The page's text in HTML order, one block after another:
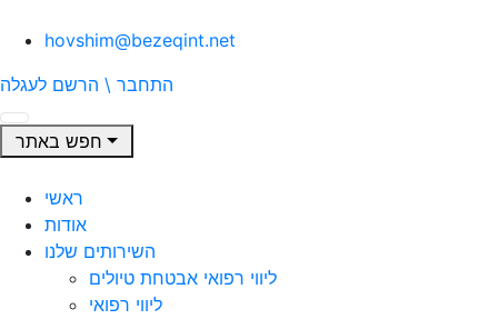
hovshim@bezeqint.net
התחבר \ הרשם לעגלה
חפש באתר
ראשי
אודות
השירותים שלנו
ליווי רפואי אבטחת טיולים
ליווי רפואי